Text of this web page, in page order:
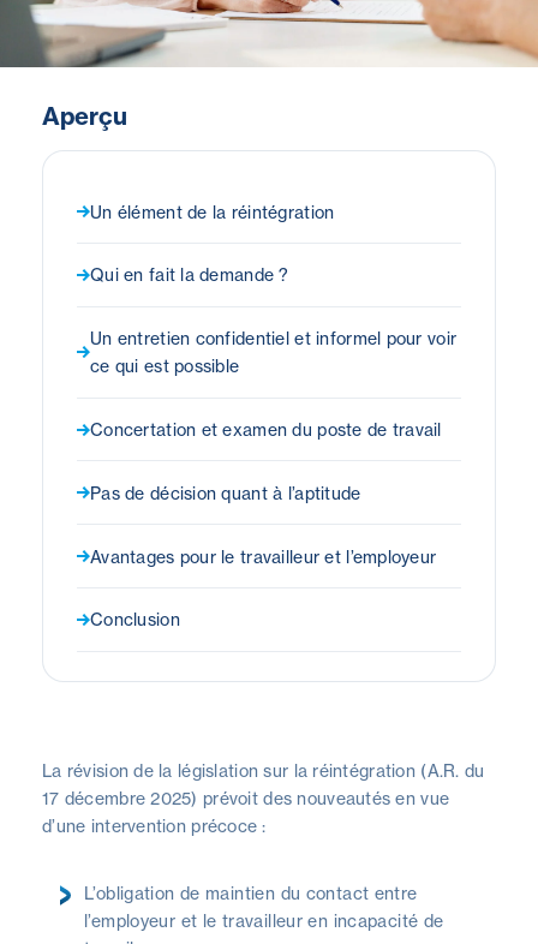
Aperçu
Un élément de la réintégration
Qui en fait la demande ?
Un entretien confidentiel et informel pour voir
ce qui est possible
Concertation et examen du poste de travail
Pas de décision quant à l’aptitude
Avantages pour le travailleur et l’employeur
Conclusion
La révision de la législation sur la réintégration (A.R. du
17 décembre 2025) prévoit des nouveautés en vue
d’une intervention précoce :
L’obligation de maintien du contact entre
l’employeur et le travailleur en incapacité de